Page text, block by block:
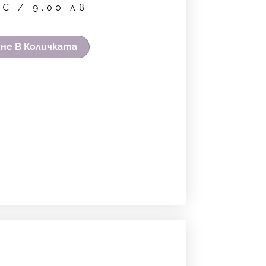
€ / 9.00 лв.
В Количката